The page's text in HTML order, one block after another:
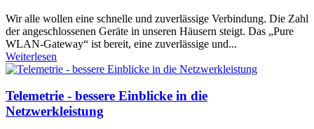
Wir alle wollen eine schnelle und zuverlässige Verbindung. Die Zahl
der angeschlossenen Geräte in unseren Häusern steigt. Das „Pure
WLAN-Gateway“ ist bereit, eine zuverlässige und...
Weiterlesen
Telemetrie - bessere Einblicke in die
Netzwerkleistung